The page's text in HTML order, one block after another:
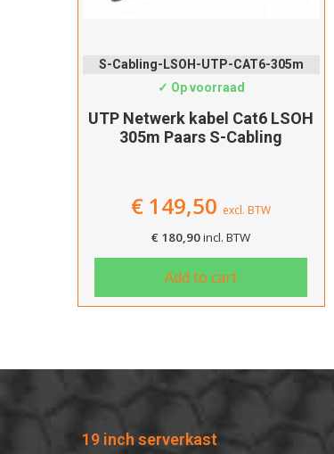
S-Cabling-LSOH-UTP-CAT6-305m
✓ Op voorraad
UTP Netwerk kabel Cat6 LSOH
305m Paars S-Cabling
€ 149,50 excl. BTW
€ 180,90incl. BTW
Add to cart
19 inch serverkast